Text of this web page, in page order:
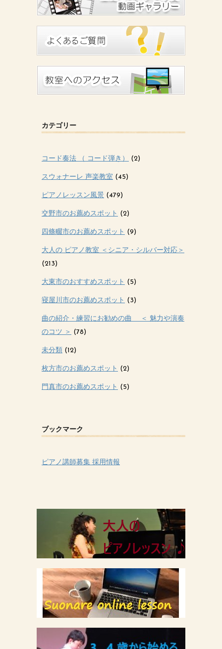
カテゴリー
コード奏法 （ コード弾き） (2)
スウォナーレ 声楽教室 (45)
ピアノレッスン風景 (479)
交野市のお薦めスポット (2)
四條畷市のお薦めスポット (9)
大人の ピアノ教室 ＜シニア・シルバー対応＞
(213)
大東市のおすすめスポット (5)
寝屋川市のお薦めスポット (3)
曲の紹介・練習にお勧めの曲 ＜ 魅力や演奏
のコツ ＞ (78)
未分類 (12)
枚方市のお薦めスポット (2)
門真市のお薦めスポット (5)
ブックマーク
ピアノ講師募集 採用情報